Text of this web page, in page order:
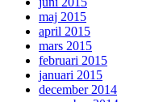
maj 2015
april 2015
mars 2015
februari 2015
januari 2015
december 2014